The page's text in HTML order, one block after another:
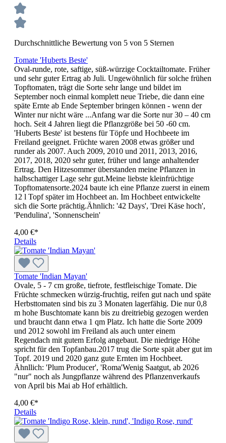
Durchschnittliche Bewertung von 5 von 5 Sternen
Tomate 'Huberts Beste'
Oval-runde, rote, saftige, süß-würzige Cocktailtomate. Früher
und sehr guter Ertrag ab Juli. Ungewöhnlich für solche frühen
Topftomaten, trägt die Sorte sehr lange und bildet im
September noch einmal komplett neue Triebe, die dann eine
späte Ernte ab Ende September bringen können - wenn der
Winter nur nicht wäre ...Anfang war die Sorte nur 30 – 40 cm
hoch. Seit 4 Jahren liegt die Pflanzgröße bei 50 -60 cm.
'Huberts Beste' ist bestens für Töpfe und Hochbeete im
Freiland geeignet. Früchte waren 2008 etwas größer und
runder als 2007. Auch 2009, 2010 und 2011, 2013, 2016,
2017, 2018, 2020 sehr guter, früher und lange anhal­ten­der
Ertrag. Den Hitzesommer überstanden meine Pflanzen in
halbschattiger Lage sehr gut.Meine liebste klein­früchtige
Topftomatensorte.2024 baute ich eine Pflanze zuerst in einem
12 l Topf später im Hochbeet an. Im Hochbeet entwickelte
sich die Sorte prächtig.Ähnlich: '42 Days', 'Drei Käse hoch',
'Pendulina', 'Sonnenschein'
4,00 €*
Details
Tomate 'Indian Mayan'
Ovale, 5 - 7 cm große, tiefrote, festfleischige Tomate. Die
Früchte schmecken würzig-fruchtig, reifen gut nach und späte
Herbsttomaten sind bis zu 3 Monaten lagerfähig. Die nur 0,8
m hohe Buschtomate kann bis zu dreitriebig gezogen werden
und braucht dann etwa 1 qm Platz. Ich hatte die Sorte 2009
und 2012 sowohl im Freiland als auch unter einem
Regendach mit gutem Erfolg angebaut. Die niedrige Höhe
spricht für den Topfanbau.2017 trug die Sorte spät aber gut im
Topf. 2019 und 2020 ganz gute Ernten im Hochbeet.
Ähnllich: 'Plum Producer', 'Roma'Wenig Saatgut, ab 2026
"nur" noch als Jungpflanze während des Pflanzenverkaufs
von April bis Mai ab Hof erhältlich.
4,00 €*
Details